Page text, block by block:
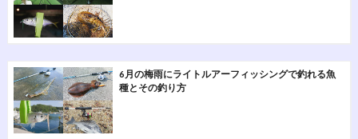
6月の梅雨にライトルアーフィッシングで釣れる魚
種とその釣り方